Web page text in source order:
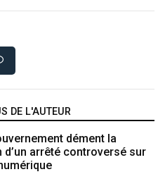
DE L'AUTEUR
dément la
d’un arrêté controversé sur